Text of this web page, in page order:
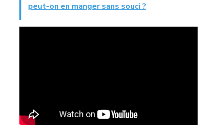
peut-on en manger sans souci ?